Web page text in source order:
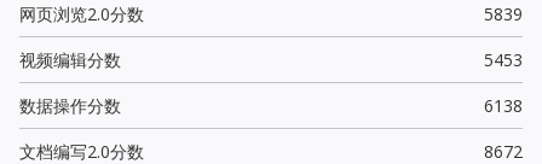
网页浏览2.0分数
5839
视频编辑分数
5453
数据操作分数
6138
文档编写2.0分数
8672